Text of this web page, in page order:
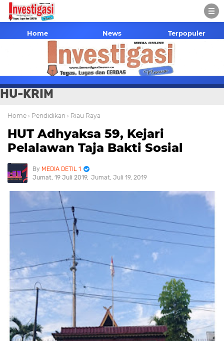
Home News Terpopuler
HU-KRIM
Home › Pendidikan › Riau Raya
HUT Adhyaksa 59, Kejari
Pelalawan Taja Bakti Sosial
MEDIA DETIL 1
Jumat, 19 Juli 2019 Jumat, Juli 19, 2019